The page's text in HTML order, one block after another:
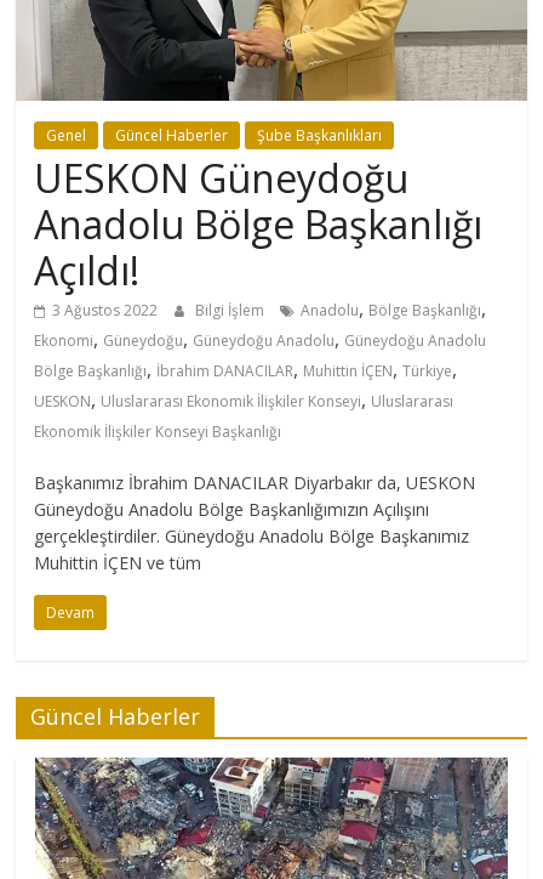
Genel Güncel Haberler Şube Başkanlıkları
UESKON Güneydoğu
Anadolu Bölge Başkanlığı
Açıldı!
3 Ağustos 2022 Bilgi İşlem Anadolu, Bölge Başkanlığı,
Ekonomi, Güneydoğu, Güneydoğu Anadolu, Güneydoğu Anadolu
Bölge Başkanlığı, İbrahim DANACILAR, Muhittin İÇEN,Türkiye,
UESKON, Uluslararası Ekonomik İlişkiler Konseyi, Uluslararası
Ekonomik İlişkiler Konseyi Başkanlığı
Başkanımız İbrahim DANACILAR Diyarbakır da, UESKON
Güneydoğu Anadolu Bölge Başkanlığımızın Açılışını
gerçekleştirdiler. Güneydoğu Anadolu Bölge Başkanımız
Muhittin İÇEN ve tüm
Devam
Güncel Haberler